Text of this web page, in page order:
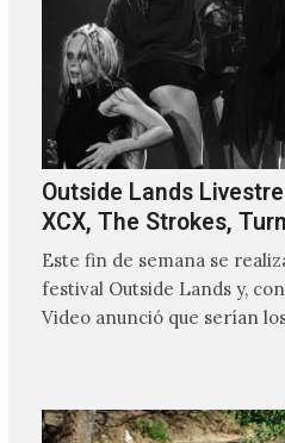
Outside Lands
XCX, The Strokes,
Este fin de semana se
festival Outside Lands y,
Video anunció que serían